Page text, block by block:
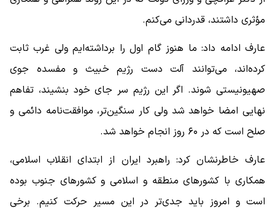
مؤثری داشتند، قدردانی می‌کنم.
عارف ادامه داد: ما هنوز گام اول را برداشته‌ایم ولی غرب ثابت
کرده‌اند، می‌توانند آلت دست رژیم خبیث و مفسده‌ جوی
صهیونیستی شوند. اگر این رژیم سر جای خود بنشیند، تفاهم
نهایی امضا خواهد شد ولی کار سنگین‌تر، موافقت‌نامه دائمی و
صلح است که در ۶۰ روز انجام خواهد شد.
عارف خاطرنشان کرد: راهبرد ایران از ابتدای انقلاب اسلامی،
همکاری با کشورهای منطقه و اسلامی و کشورهای جنوب بوده
است و امروز باید جدی‌تر در این مسیر حرکت کنیم. برخی